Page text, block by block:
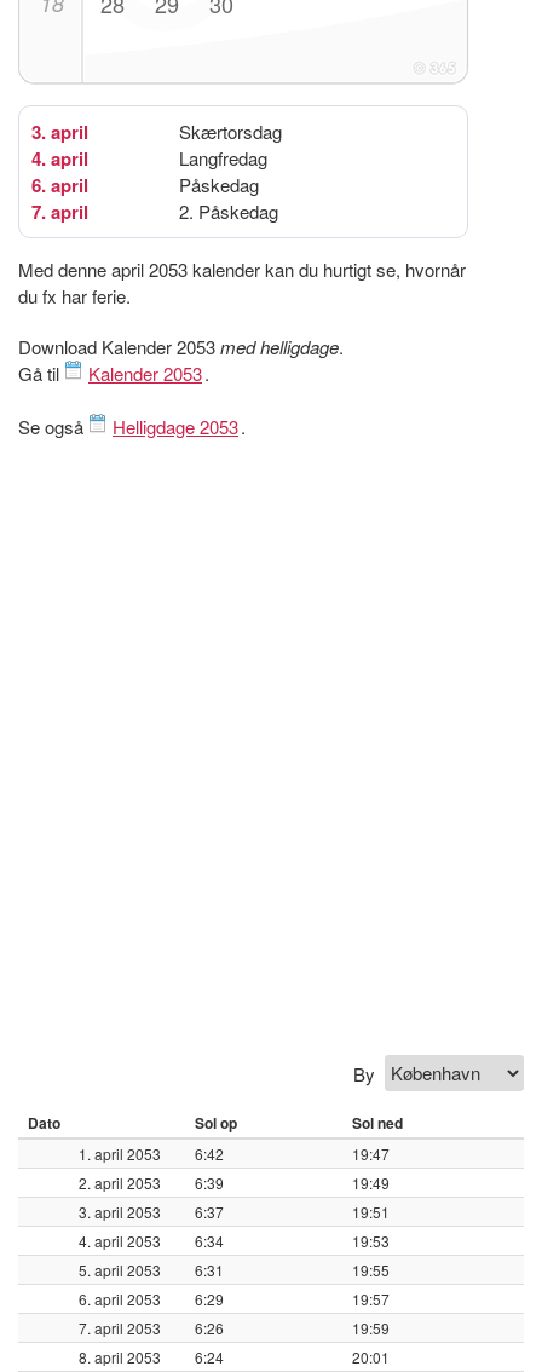
3. april Skærtorsdag
4. april Langfredag
6. april Påskedag
7. april 2. Påskedag
Med denne april 2053 kalender kan du hurtigt se, hvornår
du fx har ferie.
Download Kalender 2053med helligdage.
Gå til
Kalender 2053.
Se også Helligdage 2053.
By
Dato Sol op Sol ned
1. april 2053 6:42
19:47
2. april 2053
6:39
19:49
3. april 2053
6:37
19:51
4. april 2053
6:34
19:53
5. april 2053
6:31
19:55
6. april 2053
6:29
19:57
7. april 2053
6:26
19:59
8. april 2053
6:24 20:01